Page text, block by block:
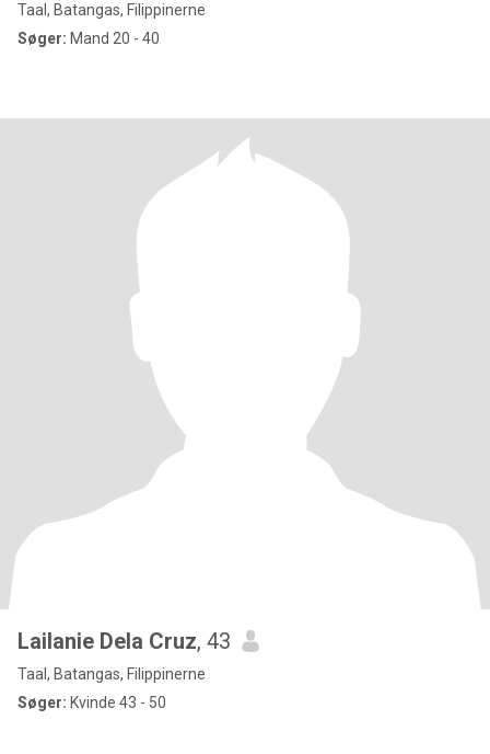
Taal, Batangas, Filippinerne
Søger: Mand 20 - 40
Lailanie Dela Cruz, 43
Taal, Batangas, Filippinerne
Søger: Kvinde 43 - 50